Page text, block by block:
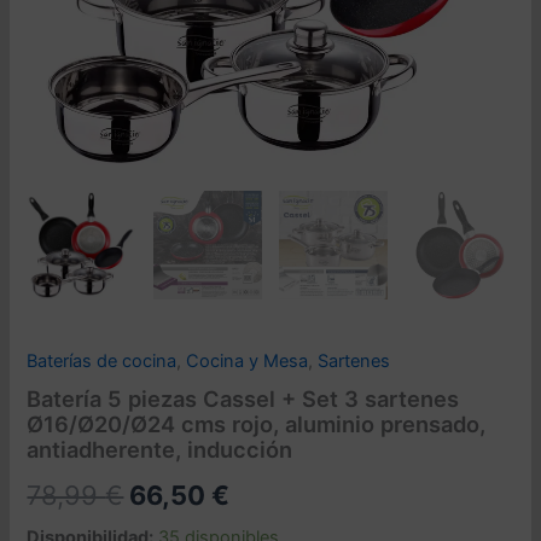
Baterías de cocina, Cocina y Mesa, Sartenes
Batería 5 piezas Cassel + Set 3 sartenes
Ø16/Ø20/Ø24 cms rojo, aluminio prensado,
antiadherente, inducción
78,99€ El
66,50 €